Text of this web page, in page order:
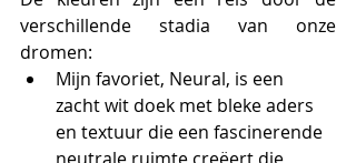
verschillende stadia van onze
dromen:
Mijn favoriet, Neural, is een
zacht wit doek met bleke aders
en textuur die een fascinerende